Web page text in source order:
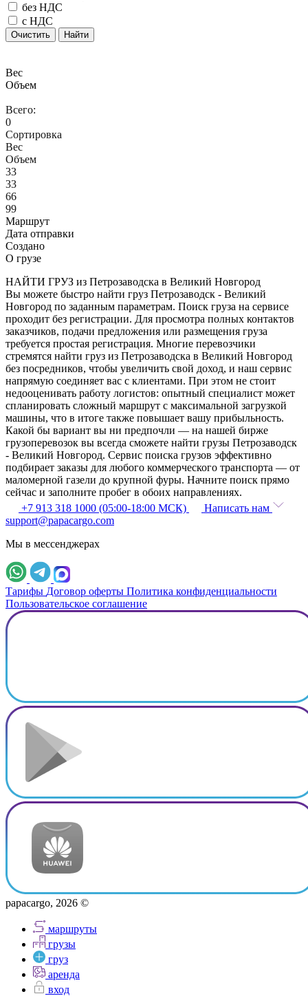
без НДС
с НДС
Очистить Найти
Вес
Объем
Всего:
0
Сортировка
Вес
Объем
33
33
66
99
Маршрут
Дата отправки
Создано
О грузе
НАЙТИ ГРУЗ из Петрозаводска в Великий Новгород
Вы можете быстро найти груз Петрозаводск - Великий
Новгород по заданным параметрам. Поиск груза на сервисе
проходит без регистрации. Для просмотра полных контактов
заказчиков, подачи предложения или размещения груза
требуется простая регистрация. Многие перевозчики
стремятся найти груз из Петрозаводска в Великий Новгород
без посредников, чтобы увеличить свой доход, и наш сервис
напрямую соединяет вас с клиентами. При этом не стоит
недооценивать работу логистов: опытный специалист может
спланировать сложный маршрут с максимальной загрузкой
машины, что в итоге также повышает вашу прибыльность.
Какой бы вариант вы ни предпочли — на нашей бирже
грузоперевозок вы всегда сможете найти грузы Петрозаводск
- Великий Новгород. Сервис поиска грузов эффективно
подбирает заказы для любого коммерческого транспорта — от
маломерной газели до крупной фуры. Начните поиск прямо
сейчас и заполните пробег в обоих направлениях.
+7 913 318 1000 (05:00-18:00 МСК)
Написать нам
support@papacargo.com
Мы в мессенджерах
Тарифы Договор оферты Политика конфиденциальности
Пользовательское соглашение
papacargo, 2026 ©
маршруты
грузы
груз
аренда
вход